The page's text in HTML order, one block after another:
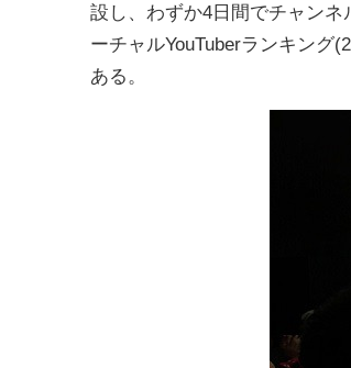
設し、わずか4日間でチャンネ
ーチャルYouTuberランキング
ある。